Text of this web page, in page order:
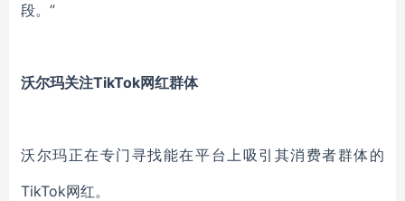
段。 ”
沃尔玛关注TikTok网红群体
沃尔玛正在专门寻找能在平台上吸引其消费者群体的
TikTok网红。